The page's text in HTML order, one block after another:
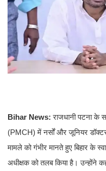
Bihar News:राजधानी पटना के
(PMCH) में नर्सों और जूनियर
मामले को गंभीर मानते हुए बिहार के
अधीक्षक को तलब किया है। उन्होंने